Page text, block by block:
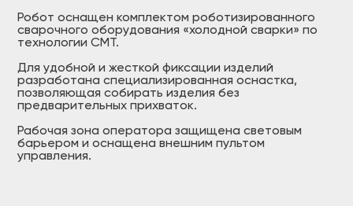
Робот оснащен комплектом роботизированного
сварочного оборудования «холодной сварки» по
технологии CMT.
Для удобной и жесткой фиксации изделий
разработана специализированная оснастка,
позволяющая собирать изделия без
предварительных прихваток.
Рабочая зона оператора защищена световым
барьером и оснащена внешним пультом
управления.